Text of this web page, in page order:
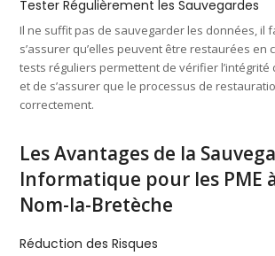
Tester Régulièrement les Sauvegardes
Il ne suffit pas de sauvegarder les données, il
s’assurer qu’elles peuvent être restaurées en
tests réguliers permettent de vérifier l’intégrité
et de s’assurer que le processus de
correctement.
Les Avantages de la
Informatique pour les PME
Nom-la-Bretèche
Réduction des Risques